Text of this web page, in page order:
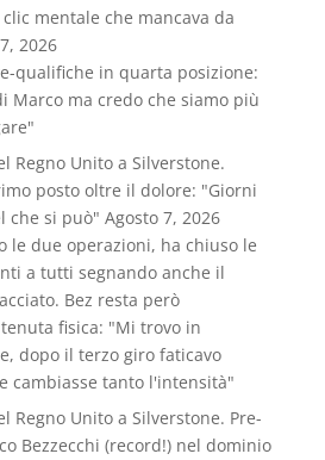
mentale che mancava da
2026
qualifiche in quarta posizione:
Marco ma credo che siamo più
Regno Unito a Silverstone.
posto oltre il dolore: "Giorni
che si può" Agosto 7, 2026
le due operazioni, ha chiuso le
a tutti segnando anche il
Bez resta però
fisica: "Mi trovo in
dopo il terzo giro faticavo
cambiasse tanto l'intensità"
Regno Unito a Silverstone. Pre-
Bezzecchi (record!) nel dominio